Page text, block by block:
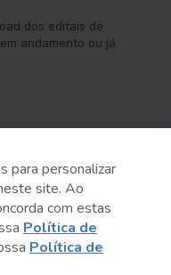
dos editais de
andamento ou já
São Paulo
para personalizar
site. Ao
com estas
Política de
Política de